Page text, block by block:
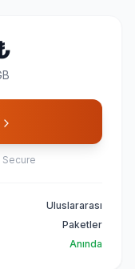
Secure
Uluslararası
Paketler
Anında